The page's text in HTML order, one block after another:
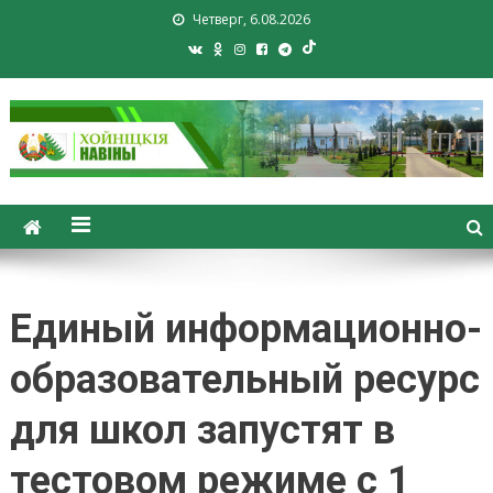
Четверг, 6.08.2026
Хойники. Хойнiцкiя навiны.
Новости Хойник. Районная
Единый информационно-
образовательный ресурс
для школ запустят в
тестовом режиме с 1